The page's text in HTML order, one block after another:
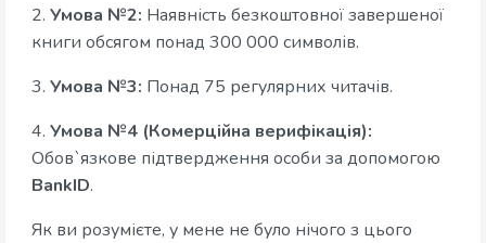
2. Умова №2: Наявність безкоштовної завершеної
книги обсягом понад 300 000 символів.
3. Умова №3: Понад 75 регулярних читачів.
4. Умова №4 (Комерційна верифікація):
Обов`язкове підтвердження особи за допомогою
BankID.
Як ви розумієте, у мене не було нічого з цього